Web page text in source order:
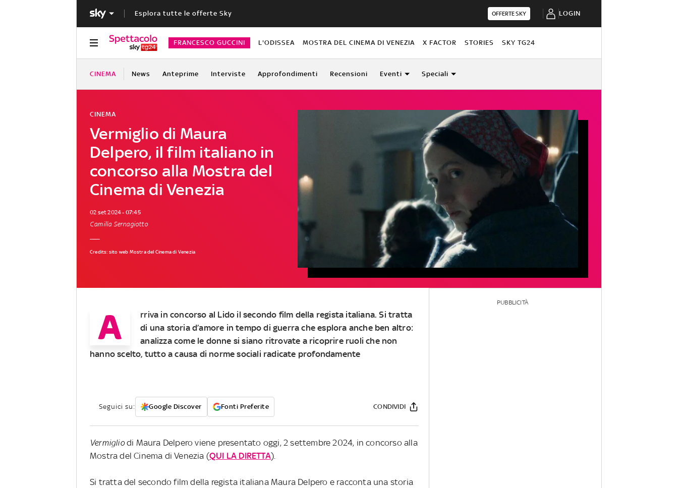
Esplora tutte le offerte Sky OFFERTE SKY LOGIN
FRANCESCO GUCCINI L'ODISSEA MOSTRA DEL CINEMA DI VENEZIA X FACTOR STORIES SKY TG24
CINEMA News Anteprime Interviste Approfondimenti Recensioni Eventi Speciali
Vermiglio di Maura
Delpero, il film italiano in
concorso alla Mostra del
Cinema di Venezia
CINEMA
02 set 2024 - 07:45
Camilla Sernagiotto
Credits: sito web Mostra del Cinema di Venezia
A
rriva in concorso al Lido il secondo film della regista italiana. Si tratta
di una storia d’amore in tempo di guerra che esplora anche ben altro:
analizza come le donne si siano ritrovate a ricoprire ruoli che non
hanno scelto, tutto a causa di norme sociali radicate profondamente
Seguici su: Google Discover Fonti Preferite CONDIVIDI
Vermigliodi Maura Delpero viene presentato oggi, 2 settembre 2024, in concorso alla
Mostra del Cinema di Venezia (QUI LA DIRETTA).
Si tratta del secondo film della regista italiana Maura Delpero e racconta una storia
PUBBLICITÀ